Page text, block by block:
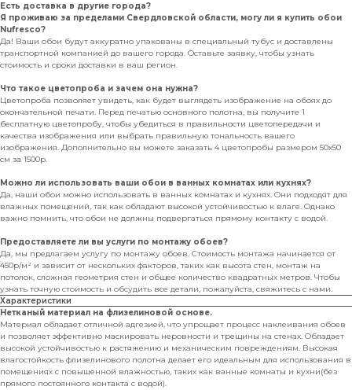
Есть доставка в другие города?
Я проживаю за пределами Свердловской области, могу ли я купить обои
Nufresco?
Да! Ваши обои будут аккуратно упакованы в специальный тубус и доставлены
транспортной компанией до вашего города. Оставьте заявку, чтобы узнать
стоимость и сроки доставки в ваш регион.
Что такое цветопроба и зачем она нужна?
Цветопроба позволяет увидеть, как будет выглядеть изображение на обоях до
окончательной печати. Перед печатью основного полотна, вы получите 1
бесплатную цветопробу, чтобы убедиться в правильности цветопередачи и
качества изображения или выбрать правильную тональность вашего
изображения. Дополнительно вы можете заказать 4 цветопробы размером 50х50
см за 1500р.
Можно ли использовать ваши обои в ванных комнатах или кухнях?
Да, наши обои можно использовать в ванных комнатах и кухнях. Они подходят для
влажных помещений, так как обладают высокой устойчивостью к влаге. Однако
важно помнить, что обои не должны подвергаться прямому контакту с водой.
Предоставляете ли вы услуги по монтажу обоев?
Да, мы предлагаем услугу по монтажу обоев. Стоимость монтажа начинается от
450р/м² и зависит от нескольких факторов, таких как высота стен, монтаж на
потолок, сложная геометрия стен и общее количество квадратных метров. Чтобы
узнать точную стоимость и обсудить все детали, пожалуйста, свяжитесь с нами.
Характеристики
Нетканый материал на флизелиновой основе.
Материал обладает отличной адгезией, что упрощает процесс наклеивания обоев
и позволяет эффективно маскировать неровности и трещины на стенах. Обладает
высокой устойчивостью к растяжению и механическим повреждениям. Высокая
влагостойкость флизелинового полотна делает его идеальным для использования в
помещениях с повышенной влажностью, таких как ванные комнаты и кухни(без
прямого постоянного контакта с водой).